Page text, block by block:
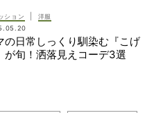
#シャツコーデ
#スニーカーコーデ #ロゴT
ション
洋服
の日常しっくり馴染む『こげ
が旬！洒落見えコーデ3選